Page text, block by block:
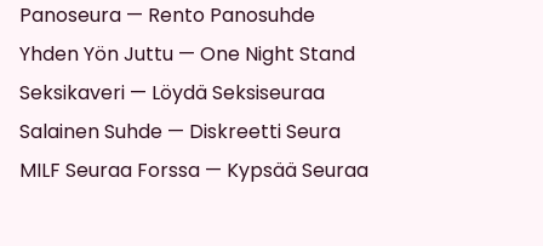
Panoseura — Rento Panosuhde
Yhden Yön Juttu — One Night Stand
Seksikaveri — Löydä Seksiseuraa
Salainen Suhde — Diskreetti Seura
MILF Seuraa Forssa — Kypsää Seuraa